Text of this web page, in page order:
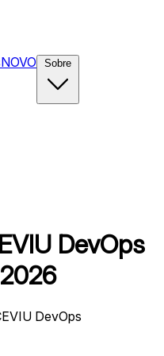
NOVO
DevOps
DevOps